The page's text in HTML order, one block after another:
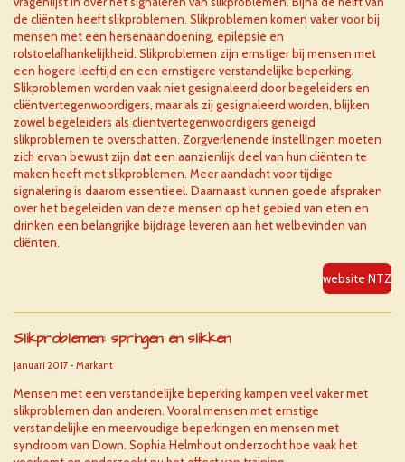
de cliënten heeft slikproblemen. Slikproblemen komen vaker voor bij
mensen met een hersenaandoening, epilepsie en
rolstoelafhankelijkheid. Slikproblemen zijn ernstiger bij mensen met
een hogere leeftijd en een ernstigere verstandelijke beperking.
Slikproblemen worden vaak niet gesignaleerd door begeleiders en
cliëntvertegenwoordigers, maar als zij gesignaleerd worden, blijken
zowel begeleiders als cliëntvertegenwoordigers geneigd
slikproblemen te overschatten. Zorgverlenende instellingen moeten
zich ervan bewust zijn dat een aanzienlijk deel van hun cliënten te
maken heeft met slikproblemen. Meer aandacht voor tijdige
signalering is daarom essentieel. Daarnaast kunnen goede afspraken
over het begeleiden van deze mensen op het gebied van eten en
drinken een belangrijke bijdrage leveren aan het welbevinden van
cliënten.
website NTZ
Slikproblemen: springen en slikken
januari 2017 - Markant
Mensen met een verstandelijke beperking kampen veel vaker met
slikproblemen dan anderen. Vooral mensen met ernstige
verstandelijke en meervoudige beperkingen en mensen met
syndroom van Down. Sophia Helmhout onderzocht hoe vaak het